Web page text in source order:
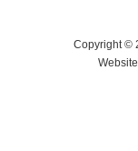
Copyright ©